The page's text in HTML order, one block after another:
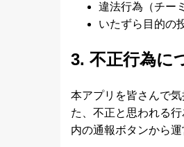
違法行為（チー
いたずら目的の
3. 不正行為に
本アプリを皆さんで
た、不正と思われる
内の通報ボタンから運